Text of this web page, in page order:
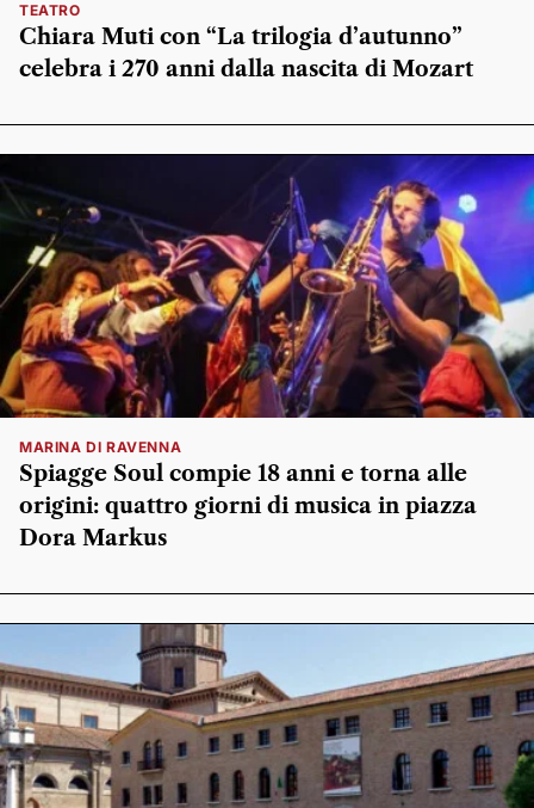
TEATRO
Chiara Muti con “La trilogia d’autunno”
celebra i 270 anni dalla nascita di Mozart
MARINA DI RAVENNA
Spiagge Soul compie 18 anni e torna alle
origini: quattro giorni di musica in piazza
Dora Markus